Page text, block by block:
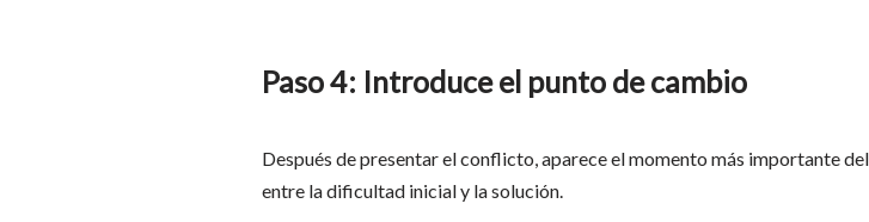
Paso 4: Introduce el punto de cambio
Después de presentar el conflicto, aparece el momento más importante
entre la dificultad inicial y la solución.